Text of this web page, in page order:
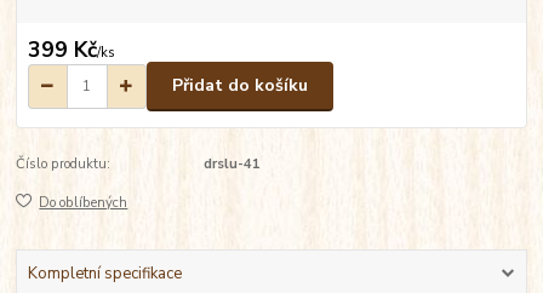
399 Kč/ks
Přidat do košíku
Číslo produktu: drslu-41
Do oblíbených
Kompletní specifikace